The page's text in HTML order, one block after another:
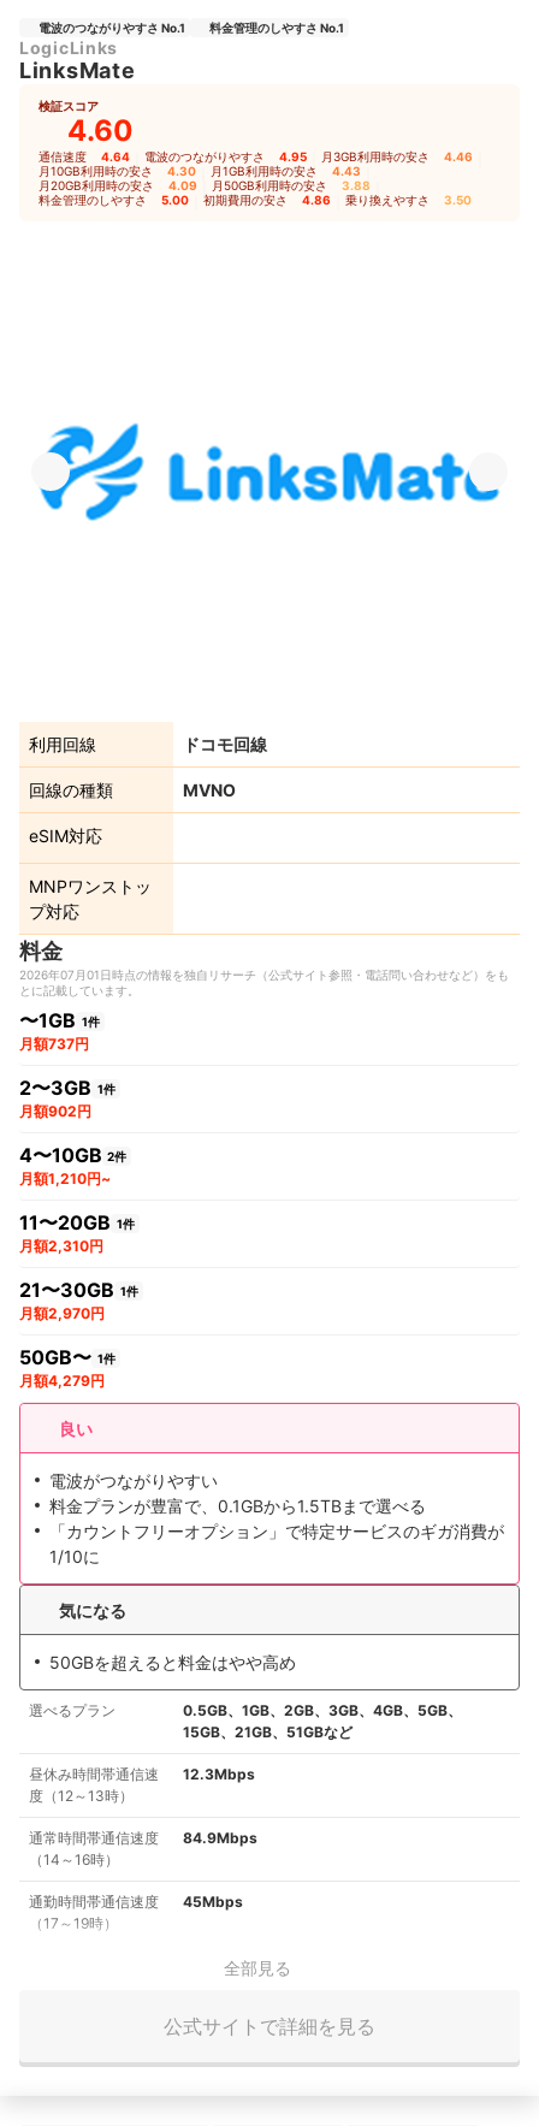
電波のつながりやすさ No.1 料金管理のしやすさ No.1
LogicLinks
LinksMate
検証スコア
4.60
通信速度 4.64 電波のつながりやすさ 4.95 月3GB利用時の安さ 4.46
月10GB利用時の安さ 4.30 月1GB利用時の安さ 4.43
月20GB利用時の安さ 4.09 月50GB利用時の安さ 3.88
料金管理のしやすさ 5.00 初期費用の安さ 4.86 乗り換えやすさ 3.50
利用回線 ドコモ回線
回線の種類 MVNO
eSIM対応
MNPワンストッ
プ対応
料金
2026年07月01日時点の情報を独自リサーチ（公式サイト参照・電話問い合わせなど）をも
とに記載しています。
〜1GB 1件
月額737円
2〜3GB 1件
月額902円
4〜10GB 2件
月額1,210円~
11〜20GB 1件
月額2,310円
21〜30GB 1件
月額2,970円
50GB〜 1件
月額4,279円
良い
電波がつながりやすい
料金プランが豊富で、0.1GBから1.5TBまで選べる
「カウントフリーオプション」で特定サービスのギガ消費が
1/10に
気になる
50GBを超えると料金はやや高め
選べるプラン
0.5GB、1GB、2GB、3GB、4GB、5GB、
15GB、21GB、51GBなど
昼休み時間帯通信速
度（12～13時）
12.3Mbps
通常時間帯通信速度
（14～16時）
84.9Mbps
通勤時間帯通信速度
（17～19時）
45Mbps
全部見る
公式サイトで詳細を見る